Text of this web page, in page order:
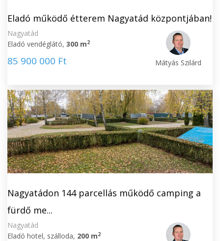
Eladó működő étterem Nagyatád központjában!
Nagyatád
Eladó vendéglátó, 300 m2
85 900 000 Ft Mátyás Szilárd
Nagyatádon 144 parcellás működő camping a
fürdő me...
Nagyatád
Eladó hotel, szálloda, 200 m2